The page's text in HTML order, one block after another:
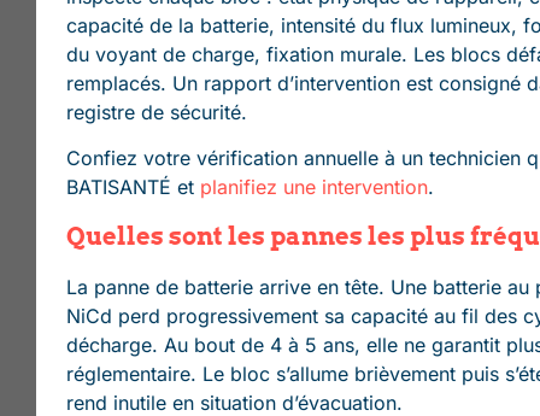
capacité de la batterie, intensité du flux lumineux,
du voyant de charge, fixation murale. Les blocs
remplacés. Un rapport d’intervention est consigné
registre de sécurité.
Confiez votre vérification annuelle à un technicien
BATISANTÉ et planifiez une intervention.
Quelles sont les pannes les plus
La panne de batterie arrive en tête. Une batterie au
NiCd perd progressivement sa capacité au fil des
décharge. Au bout de 4 à 5 ans, elle ne garantit
réglementaire. Le bloc s’allume brièvement puis
rend inutile en situation d’évacuation.